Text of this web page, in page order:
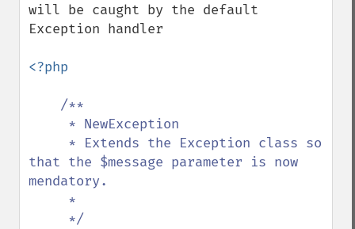
will be caught by the default
Exception handler
<?php
/**
that the $message parameter is now
mendatory.